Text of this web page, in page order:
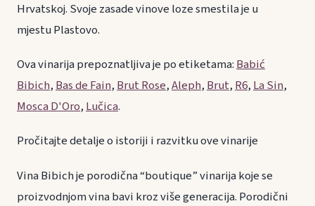
Hrvatskoj. Svoje zasade vinove loze smestila je u
mjestu Plastovo.
Ova vinarija prepoznatljiva je po etiketama:Babić
Bibich,Bas de Fain,Brut Rose,Aleph,Brut,R6,La Sin,
Mosca D'Oro,Lučica.
Pročitajte detalje o istoriji i razvitku ove vinarije
Vina Bibich je porodična “boutique” vinarija koje se
proizvodnjom vina bavi kroz više generacija. Porodični